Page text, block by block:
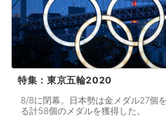
特集：東京五輪2020
8/8に閉幕。日本勢は金メダル27個
る計58個のメダルを獲得した。